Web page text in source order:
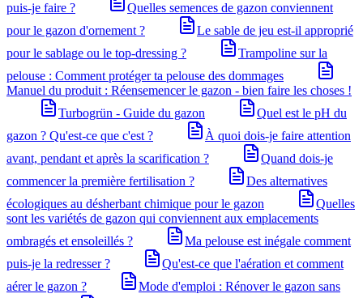
puis-je faire ?
Quelles semences de gazon conviennent
pour le gazon d'ornement ?
Le sable de jeu est-il approprié
pour le sablage ou le top-dressing ?
Trampoline sur la
pelouse : Comment protéger ta pelouse des dommages
Manuel du produit : Réensemencer le gazon - bien faire les choses !
Turbogrün - Guide du gazon
Quel est le pH du
gazon ? Qu'est-ce que c'est ?
À quoi dois-je faire attention
avant, pendant et après la scarification ?
Quand dois-je
commencer la première fertilisation ?
Des alternatives
écologiques au désherbant chimique pour le gazon
Quelles
sont les variétés de gazon qui conviennent aux emplacements
ombragés et ensoleillés ?
Ma pelouse est inégale comment
puis-je la redresser ?
Qu'est-ce que l'aération et comment
aérer le gazon ?
Mode d'emploi : Rénover le gazon sans